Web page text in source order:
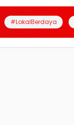
#LokalBerdaya